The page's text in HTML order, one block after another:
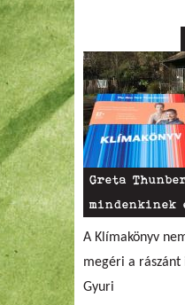
Greta
A Klímakönyv
megéri a
Gyuri